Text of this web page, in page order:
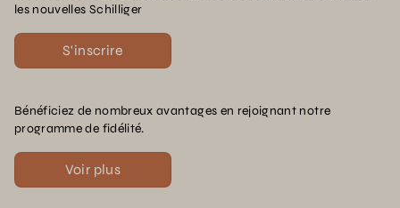
les nouvelles Schilliger
S'inscrire
Bénéficiez de nombreux avantages en rejoignant notre
programme de fidélité.
Voir plus